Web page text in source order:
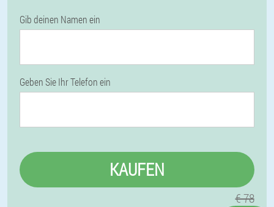
Gib deinen Namen ein
Geben Sie Ihr Telefon ein
KAUFEN
€ 78